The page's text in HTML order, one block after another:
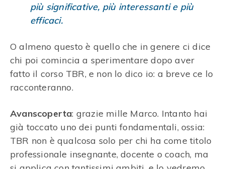
più significative, più interessanti e più
efficaci.
O almeno questo è quello che in genere ci dice
chi poi comincia a sperimentare dopo aver
fatto il corso TBR, e non lo dico io: a breve ce lo
racconteranno.
Avanscoperta: grazie mille Marco. Intanto hai
già toccato uno dei punti fondamentali, ossia:
TBR non è qualcosa solo per chi ha come titolo
professionale insegnante, docente o coach, ma